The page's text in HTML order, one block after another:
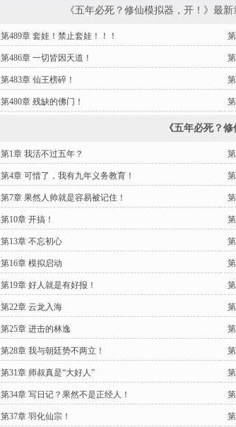
《五年必死？修仙模拟器，开！》最
第489章 套娃！禁止套娃！！！
第486章 一切皆因天道！
第483章 仙王榜碎！
第480章 残缺的佛门！
《五年必死？
第1章 我活不过五年？
第4章 可惜了，我有九年义务教育！
第7章 果然人帅就是容易被记住！
第10章 开搞！
第13章 不忘初心
第16章 模拟启动
第19章 好人就是有好报！
第22章 云龙入海
第25章 进击的林逸
第28章 我与朝廷势不两立！
第31章 师叔真是“大好人”
第34章 写日记？果然不是正经人！
第37章 羽化仙宗！